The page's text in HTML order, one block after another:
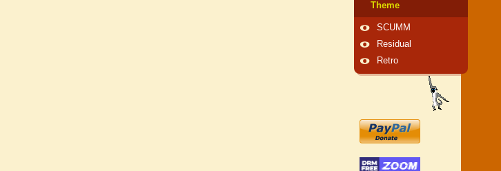
Theme
SCUMM
Residual
Retro